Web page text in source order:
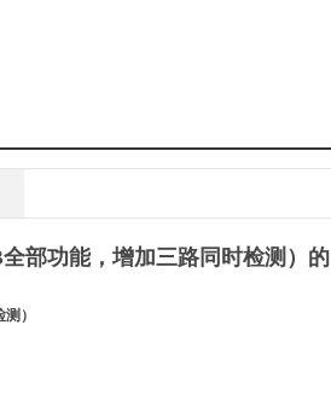
全部功能，增加三路同时检测）的
）